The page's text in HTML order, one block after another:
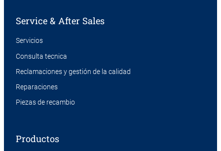
Service & After Sales
Servicios
Consulta tecnica
Reclamaciones y gestión de la calidad
Reparaciones
Piezas de recambio
Productos